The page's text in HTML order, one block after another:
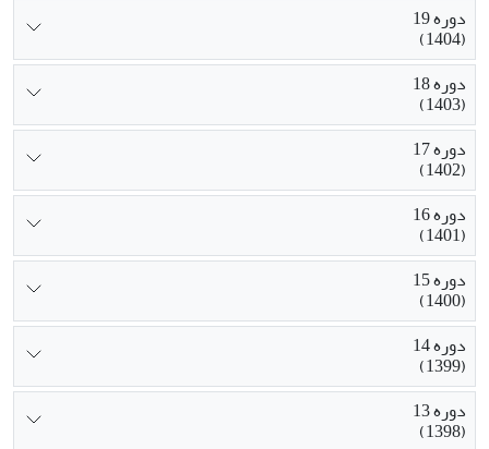
دوره 19
(1404)
دوره 18
(1403)
دوره 17
(1402)
دوره 16
(1401)
دوره 15
(1400)
دوره 14
(1399)
دوره 13
(1398)